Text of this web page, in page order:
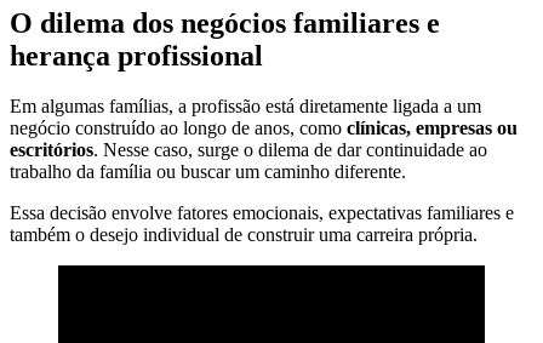
O dilema dos negócios familiares e
herança profissional
Em algumas famílias, a profissão está diretamente ligada a um
negócio construído ao longo de anos, como clínicas, empresas ou
escritórios. Nesse caso, surge o dilema de dar continuidade ao
trabalho da família ou buscar um caminho diferente.
Essa decisão envolve fatores emocionais, expectativas familiares e
também o desejo individual de construir uma carreira própria.